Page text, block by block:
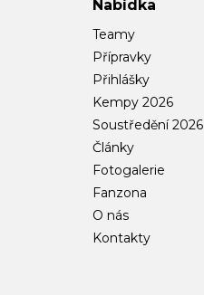
Nabídka
Teamy
Přípravky
Přihlášky
Kempy 2026
Soustředění 2026
Články
Fotogalerie
Fanzona
O nás
Kontakty